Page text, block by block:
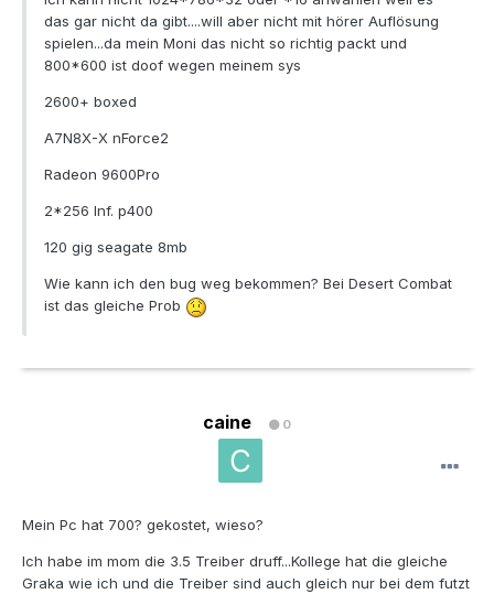
das gar nicht da gibt....will aber nicht mit hörer Auflösung
spielen...da mein Moni das nicht so richtig packt und
800*600 ist doof wegen meinem sys
2600+ boxed
A7N8X-X nForce2
Radeon 9600Pro
2*256 Inf. p400
120 gig seagate 8mb
Wie kann ich den bug weg bekommen? Bei Desert Combat
ist das gleiche Prob
caine 0
Mein Pc hat 700? gekostet, wieso?
Ich habe im mom die 3.5 Treiber druff...Kollege hat die gleiche
Graka wie ich und die Treiber sind auch gleich nur bei dem futzt